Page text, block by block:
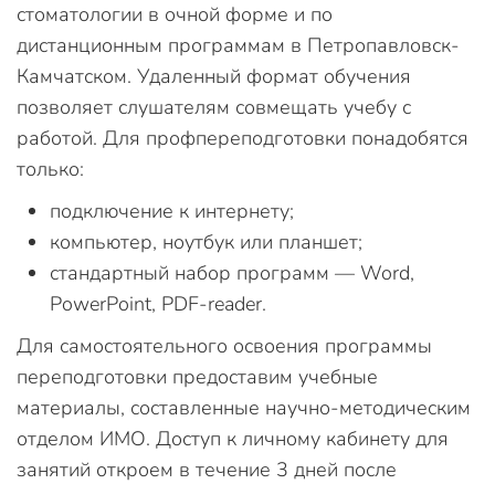
стоматологии в очной форме и по
дистанционным программам в Петропавловск-
Камчатском. Удаленный формат обучения
позволяет слушателям совмещать учебу с
работой. Для профпереподготовки понадобятся
только:
подключение к интернету;
компьютер, ноутбук или планшет;
стандартный набор программ — Word,
PowerPoint, PDF-reader.
Для самостоятельного освоения программы
переподготовки предоставим учебные
материалы, составленные научно-методическим
отделом ИМО. Доступ к личному кабинету для
занятий откроем в течение 3 дней после